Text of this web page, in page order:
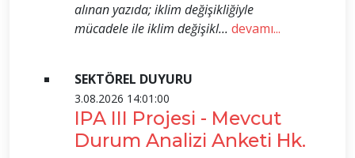
alınan yazıda; iklim değişikliğiyle
mücadele ile iklim değişikl... devamı...
SEKTÖREL DUYURU
3.08.2026 14:01:00
IPA III Projesi - Mevcut
Durum Analizi Anketi Hk.